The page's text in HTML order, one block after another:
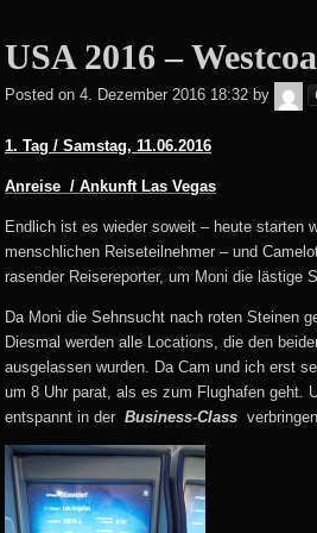
USA 2016 –
Posted on 4. Dezember 2016 18:32 by
1. Tag / Samstag, 11.06.2016
Anreise / Ankunft Las Vegas
Endlich ist es wieder soweit – heute starten
menschlichen Reiseteilnehmer – und
rasender Reisereporter, um Moni die lästige
Da Moni die Sehnsucht nach roten Steinen
Diesmal werden alle Locations, die den
ausgelassen wurden. Da Cam und ich erst
um 8 Uhr parat, als es zum Flughafen geht.
entspannt in der Business-Class